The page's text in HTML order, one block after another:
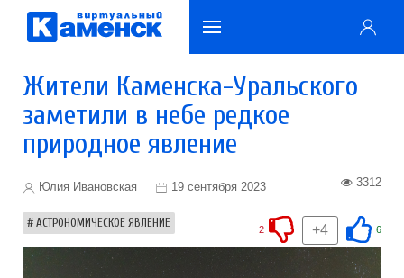
Жители Каменска-Уральского
заметили в небе редкое
природное явление
Юлия Ивановская 19 сентября 2023 3312
АСТРОНОМИЧЕСКОЕ ЯВЛЕНИЕ 6
+4
2